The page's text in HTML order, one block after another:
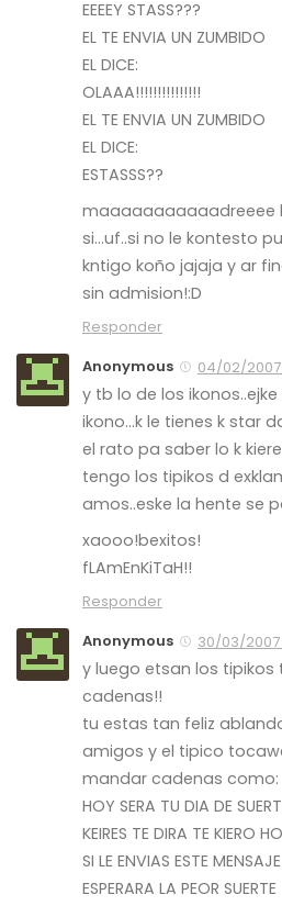
EEEEY STASS???
EL TE ENVIA UN ZUMBIDO
EL DICE:
OLAAA!!!!!!!!!!!!!!!
EL TE ENVIA UN ZUMBIDO
EL DICE:
ESTASSS??
maaaaaaaaaaadreeee
si…uf..si no le kontesto
kntigo koño jajaja y ar
sin admision!:D
Responder
Anonymous
04/02/2007
y tb lo de los
ikono…k le tienes k star
el rato pa saber lo k
tengo los tipikos d
amos..eske la hente se
xaooo!bexitos!
fLAmEnKiTaH!!
Responder
Anonymous
30/03/2007
y luego etsan los
cadenas!!
tu estas tan feliz
amigos y el tipico
mandar cadenas como:
HOY SERA TU DIA DE
KEIRES TE DIRA TE KIERO
SI LE ENVIAS ESTE
ESPERARA LA PEOR SUERTE